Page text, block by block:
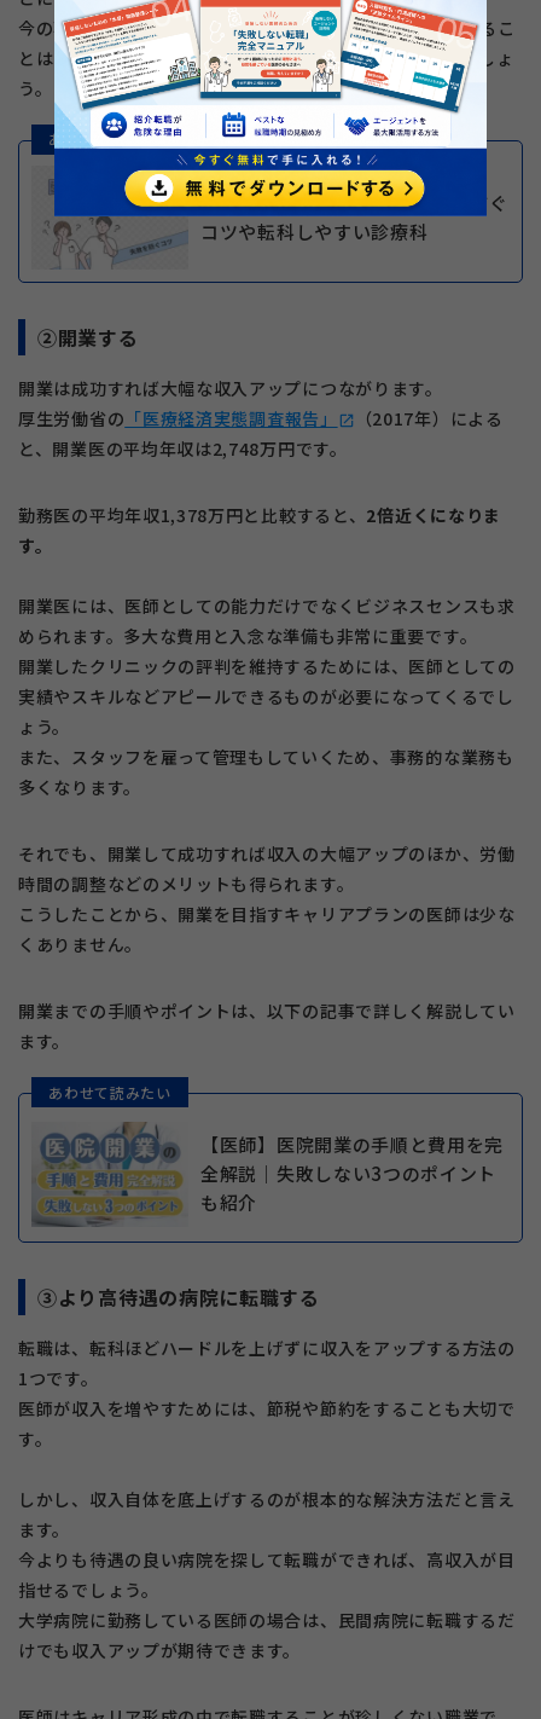
今の専門と関連性の高い領域に転科すれば、苦労を軽減するこ
とは可能ですが、ハードルは高いと思っていた方がいいでしょ
う。
あわせて読みたい
医師が転科する理由は？ 失敗を防ぐ
コツや転科しやすい診療科
②開業する
開業は成功すれば大幅な収入アップにつながります。
厚生労働省の 「医療経済実態調査報告」 open_in_new
（2017年）による
と、開業医の平均年収は2,748万円です。
勤務医の平均年収1,378万円と比較すると、 2倍近くになりま
す。
開業医には、医師としての能力だけでなくビジネスセンスも求
められます。多大な費用と入念な準備も非常に重要です。
開業したクリニックの評判を維持するためには、医師としての
実績やスキルなどアピールできるものが必要になってくるでし
ょう。
また、スタッフを雇って管理もしていくため、事務的な業務も
多くなります。
それでも、開業して成功すれば収入の大幅アップのほか、労働
時間の調整などのメリットも得られます。
こうしたことから、開業を目指すキャリアプランの医師は少な
くありません。
開業までの手順やポイントは、以下の記事で詳しく解説してい
ます。
あわせて読みたい
【医師】医院開業の手順と費用を完
全解説｜失敗しない3つのポイント
も紹介
③より高待遇の病院に転職する
転職は、転科ほどハードルを上げずに収入をアップする方法の
1つです。
医師が収入を増やすためには、節税や節約をすることも大切で
す。
しかし、収入自体を底上げするのが根本的な解決方法だと言え
ます。
今よりも待遇の良い病院を探して転職ができれば、高収入が目
指せるでしょう。
大学病院に勤務している医師の場合は、民間病院に転職するだ
けでも収入アップが期待できます。